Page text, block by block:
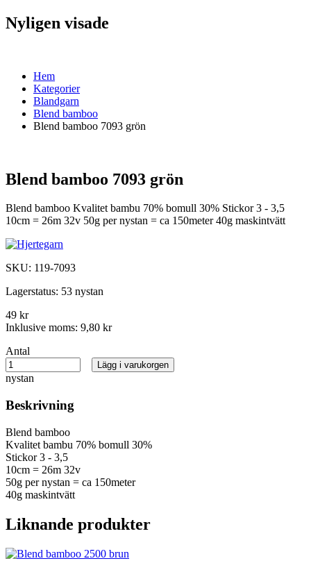
Nyligen visade
Hem
Kategorier
Blandgarn
Blend bamboo
Blend bamboo 7093 grön
Blend bamboo 7093 grön
Blend bamboo Kvalitet bambu 70% bomull 30% Stickor 3 - 3,5
10cm = 26m 32v 50g per nystan = ca 150meter 40g maskintvätt
SKU: 119-7093
Lagerstatus: 53 nystan
49 kr
Inklusive moms: 9,80 kr
Antal
nystan
Lägg i varukorgen
Beskrivning
Blend bamboo
Kvalitet bambu 70% bomull 30%
Stickor 3 - 3,5
10cm = 26m 32v
50g per nystan = ca 150meter
40g maskintvätt
Liknande produkter